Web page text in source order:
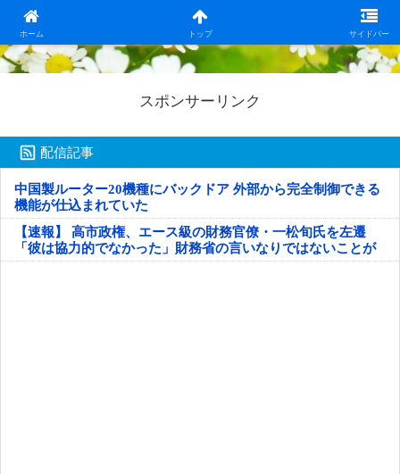
ホーム トップ サイドバー
日本第一！ニュース録
スポンサーリンク
配信記事
中国製ルーター20機種にバックドア 外部から完全制御できる
機能が仕込まれていた
【速報】 高市政権、エース級の財務官僚・一松旬氏を左遷
「彼は協力的でなかった」財務省の言いなりではないことが
判明